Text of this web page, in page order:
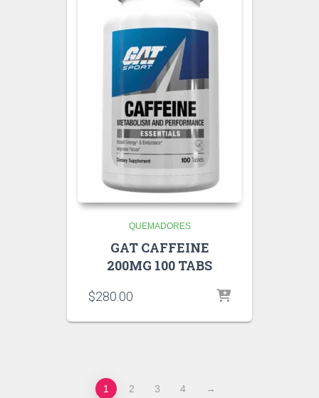
QUEMADORES
GAT CAFFEINE
200MG 100 TABS
$280.00
1 2 3 4 →